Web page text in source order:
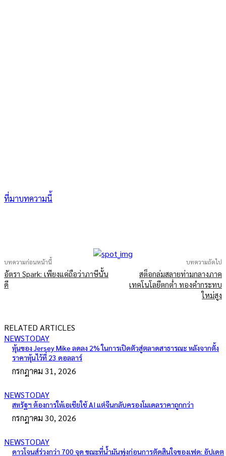
ที่มาบทความนี้
บทความก่อนหน้านี้
อัตรา Spark: เพียงแค่ถือว่าภาษีนั้น
ดี
บทความถัดไป
สต็อกล่มสลายท่ามกลางภาค
เทคโนโลยีตกต่ำ ทองคำกระทบ
ใหม่สูง
RELATED ARTICLES
NEWSTODAY
หุ้นของ Jersey Mike ลดลง 2% ในการเปิดตัวสู่ตลาดสาธารณะ หลังจากตั้ง
ราคาหุ้นไว้ที่ 23 ดอลลาร์
กรกฎาคม 31, 2026
NEWSTODAY
สหรัฐฯ ต้องการให้เอเชียใช้ AI แต่จีนกลับครองโมเดลราคาถูกกว่า
กรกฎาคม 30, 2026
NEWSTODAY
ดาวโจนส์ร่วงกว่า 700 จุด ขณะที่น้ำมันพุ่งก่อนการตัดสินใจของเฟด: อัปเดต